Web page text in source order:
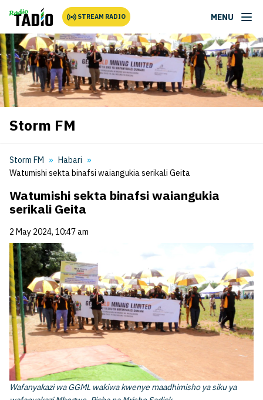
STREAM RADIO MENU
Storm FM
Storm FM
Habari
Watumishi sekta binafsi waiangukia serikali Geita
Watumishi sekta binafsi waiangukia
serikali Geita
2 May 2024, 10:47 am
Wafanyakazi wa GGML wakiwa kwenye maadhimisho ya siku ya